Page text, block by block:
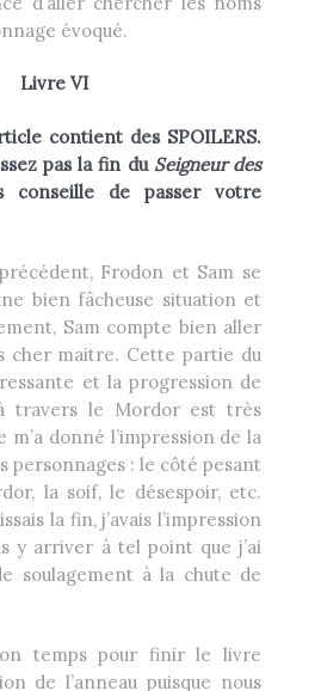
évoqué.
Livre VI
contient des SPOILERS.
pas la fin du Seigneur des
conseille de passer votre
Frodon et Sam se
bien fâcheuse situation et
Sam compte bien aller
cher maitre. Cette partie du
et la progression de
travers le Mordor est très
donné l’impression de la
personnages : le côté pesant
la soif, le désespoir, etc.
la fin, j’avais l’impression
y arriver à tel point que j’ai
soulagement à la chute de
temps pour finir le livre
de l’anneau puisque nous